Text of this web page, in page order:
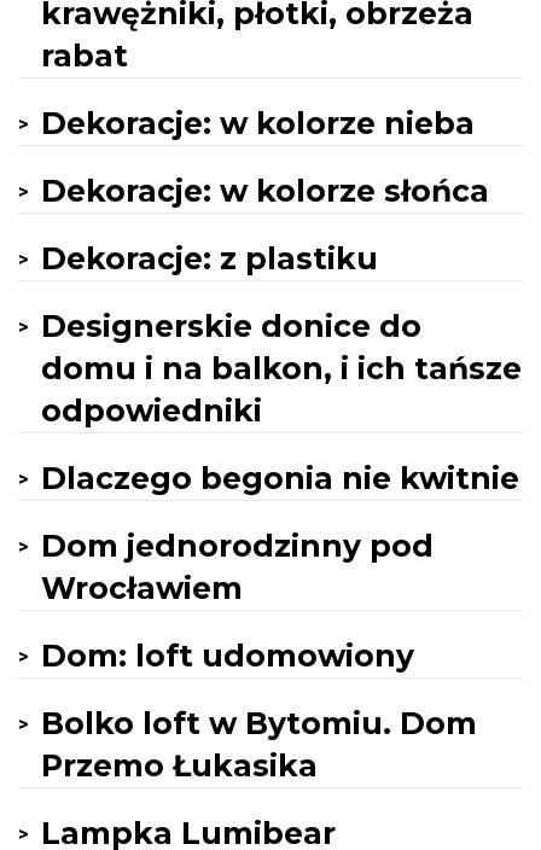
krawężniki, płotki, obrzeża
rabat
Dekoracje: w kolorze nieba
Dekoracje: w kolorze słońca
Dekoracje: z plastiku
Designerskie donice do
domu i na balkon, i ich tańsze
odpowiedniki
Dlaczego begonia nie kwitnie
Dom jednorodzinny pod
Wrocławiem
Dom: loft udomowiony
Bolko loft w Bytomiu. Dom
Przemo Łukasika
Lampka Lumibear